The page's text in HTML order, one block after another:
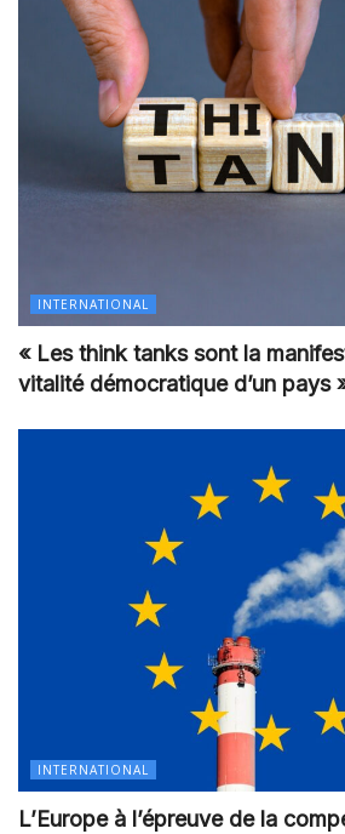
INTERNATIONAL
« Les think tanks sont la
vitalité démocratique d’un pays
INTERNATIONAL
L’Europe à l’épreuve de la